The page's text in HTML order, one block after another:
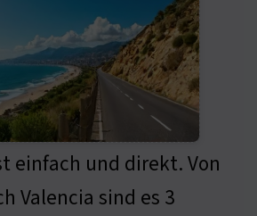
einfach und direkt. Von
Valencia sind es 3